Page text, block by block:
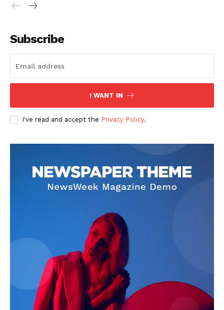
Subscribe
I WANT IN
I've read and accept the Privacy Policy.